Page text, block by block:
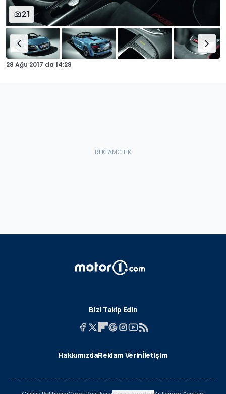
21
28 Ağu 2017 da 14:28
Bizi Takip Edin
HakkımızdaReklam Verinİletişim